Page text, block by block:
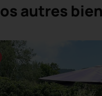
autres